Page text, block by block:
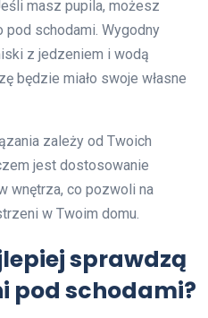
masz pupila, możesz
schodami. Wygodny
z jedzeniem i wodą
będzie miało swoje własne
zależy od Twoich
jest dostosowanie
wnętrza, co pozwoli na
w Twoim domu.
sprawdzą
pod schodami?